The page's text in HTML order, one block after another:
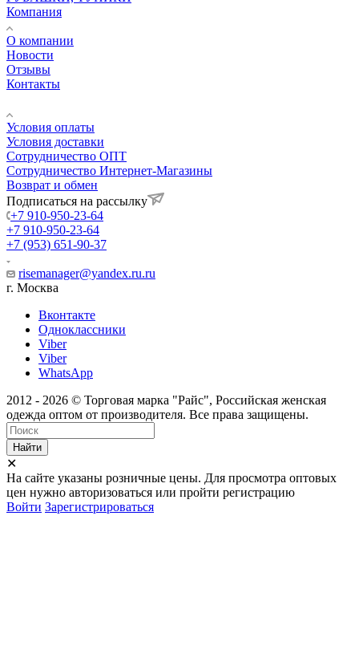
Компания
О компании
Новости
Отзывы
Контакты
Условия оплаты
Условия доставки
Сотрудничество ОПТ
Сотрудничество Интернет-Магазины
Возврат и обмен
Подписаться на рассылку
+7 910-950-23-64
+7 910-950-23-64
+7 (953) 651-90-37
risemanager@yandex.ru.ru
г. Москва
Вконтакте
Одноклассники
Viber
Viber
WhatsApp
2012 - 2026 © Торговая марка "Райс", Российская женская
одежда оптом от производителя. Все права защищены.
Найти
✕
На сайте указаны розничные цены. Для просмотра оптовых
цен нужно авторизоваться или пройти регистрацию
Войти Зарегистрироваться